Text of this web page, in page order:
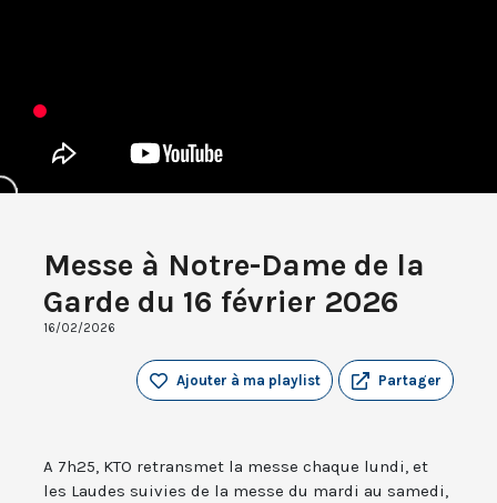
Messe à Notre-Dame de la
Garde du 16 février 2026
16/02/2026
Partager
Ajouter à ma playlist
A 7h25, KTO retransmet la messe chaque lundi, et
les Laudes suivies de la messe du mardi au samedi,